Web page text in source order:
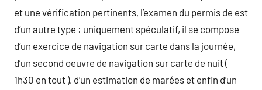
et une vérification pertinents, l’examen du permis de est
d’un autre type : uniquement spéculatif, il se compose
d’un exercice de navigation sur carte dans la journée,
d’un second oeuvre de navigation sur carte de nuit (
1h30 en tout ), d’un estimation de marées et enfin d’un